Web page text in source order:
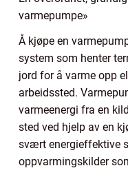
varmepumpe»
Å kjøpe en
system som henter
jord for å varme opp
arbeidssted.
varmeenergi fra en
sted ved hjelp av en
svært energieffektive
oppvarmingskilder